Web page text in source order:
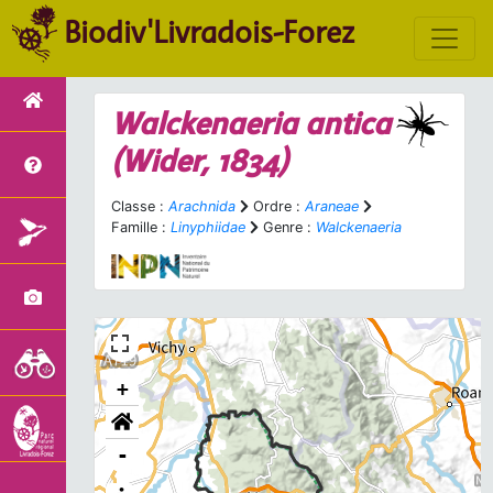
Biodiv'Livradois-Forez
Walckenaeria antica
(Wider, 1834)
Classe : Arachnida Ordre : Araneae
Famille : Linyphiidae Genre : Walckenaeria
+
-